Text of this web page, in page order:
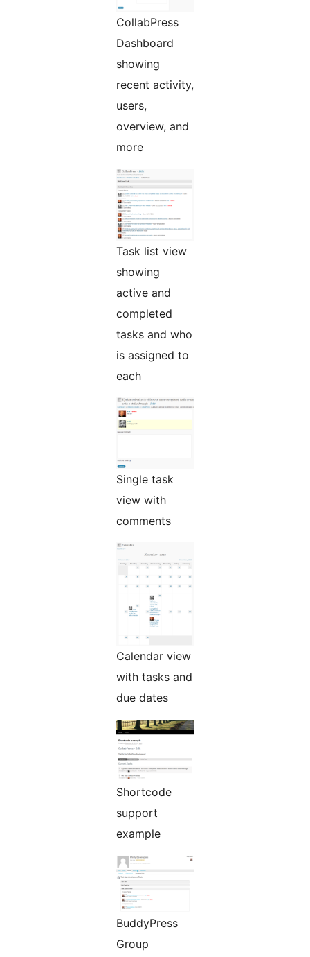
CollabPress
Dashboard
showing
recent activity,
users,
overview, and
more
Task list view
showing
active and
completed
tasks and who
is assigned to
each
Single task
view with
comments
Calendar view
with tasks and
due dates
Shortcode
support
example
BuddyPress
Group